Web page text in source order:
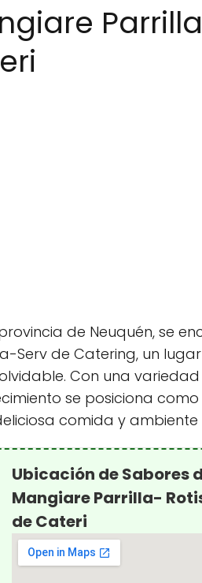
de Neuquén, se
Serv de Catering, un
Con una
se posiciona
comida y
Ubicación de Sabores
Mangiare Parrilla-
de Cateri